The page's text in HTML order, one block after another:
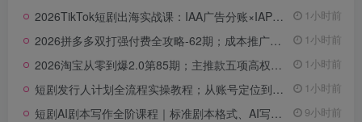
2026TikTok短剧出海实战课：IAA广告分账×IAP付费变现×账号搭建×平台规则×双轨爆发×回款全流程 1小时前
2026拼多多双打强付费全攻略-62期；成本推广加托管双剑合璧，系统讲解7种付费玩法优劣势与选择策略 1小时前
2026淘宝从零到爆2.0第85期；主推款五项高权重初始设置，改销量评晒秒单快速破零积累基础权重 1小时前
短剧发行人计划全流程实操教程；从账号定位到选剧剪辑再到发布技巧，零基础也能快速上手出单 1小时前
短剧AI剧本写作全阶课程｜标准剧本格式、AI写剧指令、投稿过稿技巧、网文改编、主线剧情把控、审稿避坑全套实操教学 9小时前